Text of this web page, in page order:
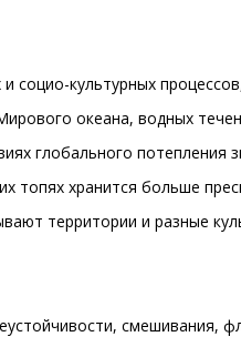
социо-культурных
океана, водных
глобального
топях хранится больше
территории и разные
смешивания,